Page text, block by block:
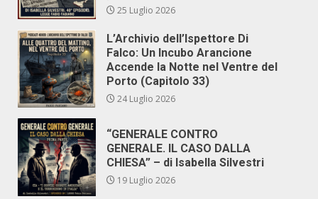
25 Luglio 2026
L’Archivio dell’Ispettore Di
Falco: Un Incubo Arancione
Accende la Notte nel Ventre del
Porto (Capitolo 33)
24 Luglio 2026
“GENERALE CONTRO
GENERALE. IL CASO DALLA
CHIESA” – di Isabella Silvestri
19 Luglio 2026